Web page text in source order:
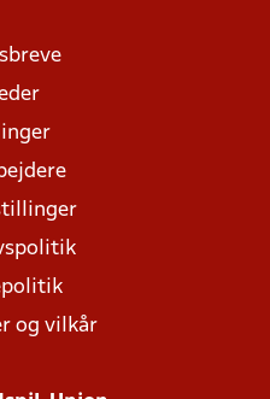
og vilkår